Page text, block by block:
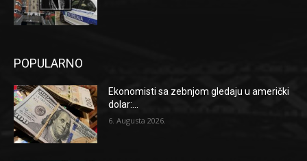
POPULARNO
Ekonomisti sa zebnjom gledaju u američki
dolar:...
6. Augusta 2026.